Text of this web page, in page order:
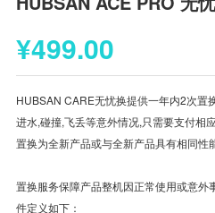
¥499.00
HUBSAN CARE无忧换提供一年内2次置
进水,碰撞,飞丢等意外情况,只需要支付相
置换为全新产品或与全新产品具有相同性
置换服务保障产品整机因正常使用或意
件定义如下：